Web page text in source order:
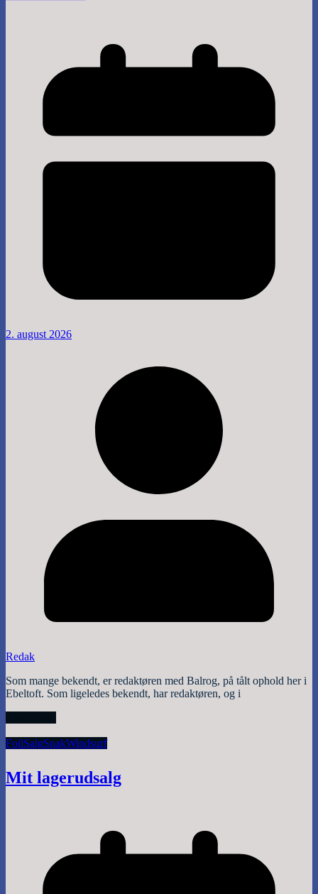
2. august 2026
Redak
Som mange bekendt, er redaktøren med Balrog, på tålt ophold her i
Ebeltoft. Som ligeledes bekendt, har redaktøren, og i
FoilSalgSnakWindsurf
Mit lagerudsalg